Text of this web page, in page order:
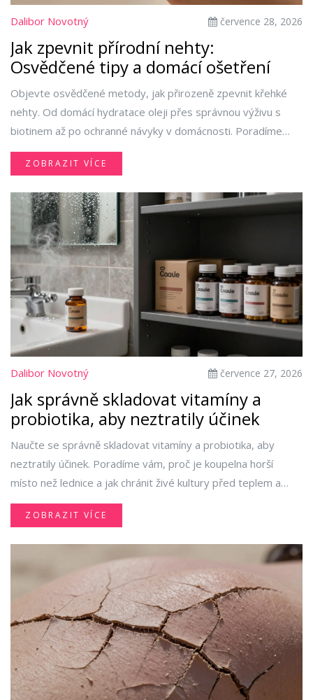
Dalibor Novotný července 28, 2026
Jak zpevnit přírodní nehty:
Osvědčené tipy a domácí ošetření
Objevte osvědčené metody, jak přirozeně zpevnit křehké
nehty. Od domácí hydratace oleji přes správnou výživu s
biotinem až po ochranné návyky v domácnosti. Poradíme
vám, jak dosáhnout silných a zdravých nehtů bez drtivé
chemie.
ZOBRAZIT VÍCE
Dalibor Novotný července 27, 2026
Jak správně skladovat vitamíny a
probiotika, aby neztratily účinek
Naučte se správně skladovat vitamíny a probiotika, aby
neztratily účinek. Poradíme vám, proč je koupelna horší
místo než lednice a jak chránit živé kultury před teplem a
vlhkostí.
ZOBRAZIT VÍCE